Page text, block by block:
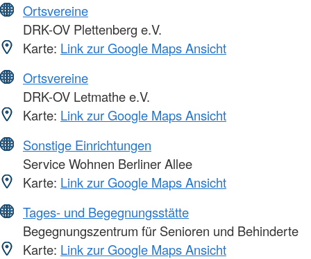
Ortsvereine
DRK-OV Plettenberg e.V.
Karte: Link zur Google Maps Ansicht
Ortsvereine
DRK-OV Letmathe e.V.
Karte: Link zur Google Maps Ansicht
Sonstige Einrichtungen
Service Wohnen Berliner Allee
Karte: Link zur Google Maps Ansicht
Tages- und Begegnungsstätte
Begegnungszentrum für Senioren und Behinderte
Karte: Link zur Google Maps Ansicht